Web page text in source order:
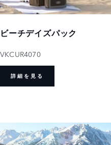
ビーチデイズパック
VKCUR4070
詳細を見る